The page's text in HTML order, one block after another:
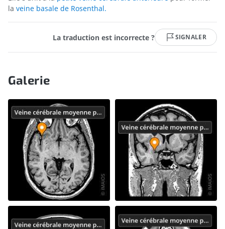
la veine basale de Rosenthal.
La traduction est incorrecte ? SIGNALER
Galerie